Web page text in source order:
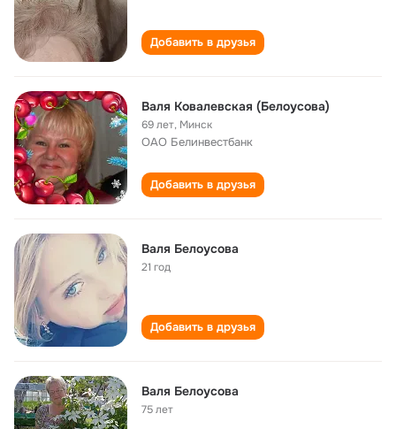
Добавить в друзья
Валя Ковалевская (Белоусова)
69 лет, Минск
OAO Белинвестбанк
Добавить в друзья
Валя Белоусова
21 год
Добавить в друзья
Валя Белоусова
75 лет